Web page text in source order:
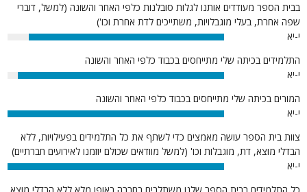
בבית הספר מעודדים אותנו לגלות סובלנות כלפי האחר והשונה (למשל, דוברי
שפה אחרת, בעלי מוגבלויות, משתייכים לדת אחרת וכו')
י-יא
90%
התלמידים בכיתה שלי מתייחסים בכבוד כלפי האחר והשונה
י-יא
95%
המורים בכיתה שלי מתייחסים בכבוד כלפי האחר והשונה
י-יא
100%
צוות בית הספר עושה מאמצים כדי לשתף את כל התלמידים בפעילויות, ללא
הבדלי מוצא, דת, מוגבלות וכו' (למשל מוודאים שכולם יוזמנו לאירועים חברתיים)
י-יא
100%